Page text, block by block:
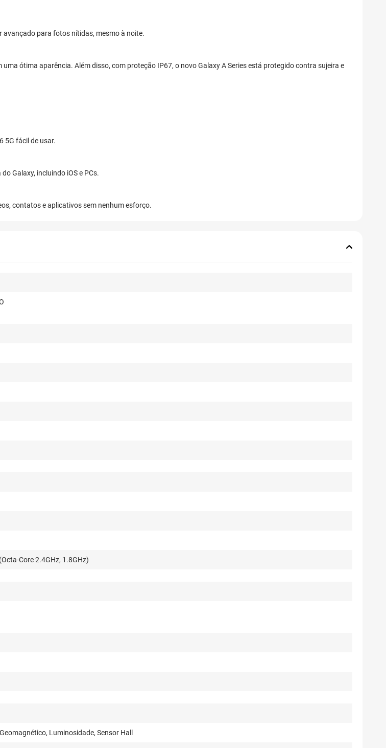
avançado para fotos nítidas, mesmo à noite.
ótima aparência. Além disso, com proteção IP67, o novo Galaxy A Series está protegido contra sujeira e
5G fácil de usar.
Galaxy, incluindo iOS e PCs.
contatos e aplicativos sem nenhum esforço.
Core 2.4GHz, 1.8GHz)
Luminosidade, Sensor Hall